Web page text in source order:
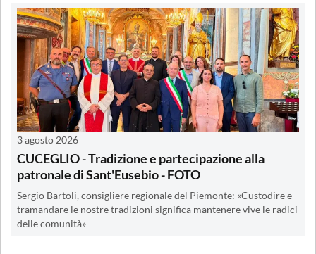
3 agosto 2026
CUCEGLIO - Tradizione e partecipazione alla
patronale di Sant'Eusebio - FOTO
Sergio Bartoli, consigliere regionale del Piemonte: «Custodire e
tramandare le nostre tradizioni significa mantenere vive le radici
delle comunità»